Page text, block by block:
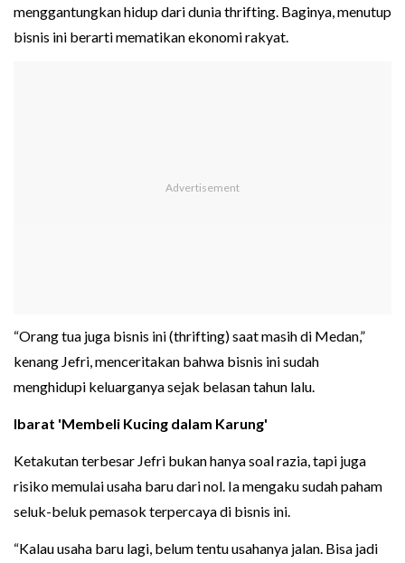
menggantungkan hidup dari dunia thrifting. Baginya, menutup
bisnis ini berarti mematikan ekonomi rakyat.
“Orang tua juga bisnis ini (thrifting) saat masih di Medan,”
kenang Jefri, menceritakan bahwa bisnis ini sudah
menghidupi keluarganya sejak belasan tahun lalu.
Ibarat 'Membeli Kucing dalam Karung'
Ketakutan terbesar Jefri bukan hanya soal razia, tapi juga
risiko memulai usaha baru dari nol. Ia mengaku sudah paham
seluk-beluk pemasok terpercaya di bisnis ini.
“Kalau usaha baru lagi, belum tentu usahanya jalan. Bisa jadi